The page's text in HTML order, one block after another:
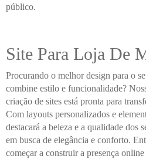
público.
Site Para Loja De
Procurando o melhor design para o
combine estilo e funcionalidade?
criação de sites está pronta para
Com layouts personalizados e
destacará a beleza e a qualidade dos
em busca de elegância e conforto.
começar a construir a presença